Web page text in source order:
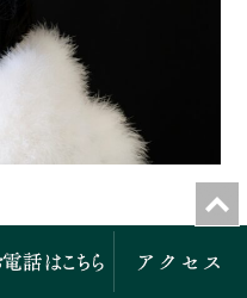
レンジを楽しむのも良